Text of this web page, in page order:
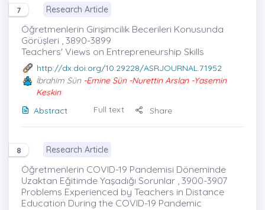
7 Research Article
Öğretmenlerin Girişimcilik Becerileri Konusunda
Görüşleri , 3890-3899
Teachers' Views on Entrepreneurship Skills
http://dx.doi.org/10.29228/ASRJOURNAL.71952
İbrahim Sün-Emine Sün -Nurettin Arslan -Yasemin
Keskin
Abstract
Full text Share
8 Research Article
Öğretmenlerin COVID-19 Pandemisi Döneminde
Uzaktan Eğitimde Yaşadığı Sorunlar , 3900-3907
Problems Experienced by Teachers in Distance
Education During the COVID-19 Pandemic